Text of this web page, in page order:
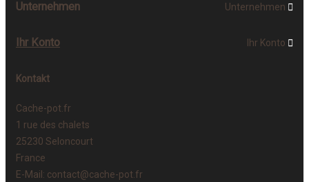
Unternehmen Unternehmen 
Ihr Konto Ihr Konto 
Kontakt
Cache-pot.fr
1 rue des chalets
25230 Seloncourt
France
E-Mail: contact@cache-pot.fr